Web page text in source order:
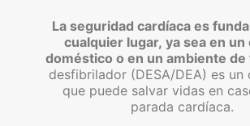
La seguridad cardíaca es
cualquier lugar, ya sea en
doméstico o en un ambiente de
desfibrilador (DESA/DEA) es un
que puede salvar vidas en
parada cardíaca.